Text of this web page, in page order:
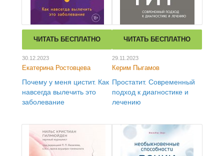
ЧИТАТЬ БЕСПЛАТНО
30.12.2023
Екатерина Ростовцева
Почему у меня цистит. Как
навсегда вылечить это
заболевание
ЧИТАТЬ БЕСПЛАТНО
29.11.2023
Керим Пыгамов
Простатит. Современный
подход к диагностике и
лечению